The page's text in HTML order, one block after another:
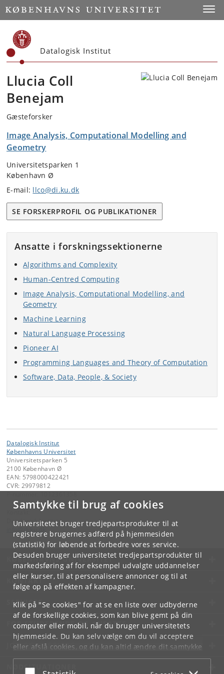
Samtykke til brug af cookies
Universitetet bruger tredjepartsprodukter til at
registrere brugernes adfærd på hjemmesiden
(statistik) for løbende at forbedre vores service.
Desuden bruger universitetet tredjepartsprodukter til
markedsføring af for eksempel udvalgte uddannelser
eller kurser, til at personalisere annoncer og til at
følge op på effekten af kampagner.
Klik på "Se cookies" for at se en liste over udbyderne
af de forskellige cookies, som kan blive gemt på din
computer eller mobil, når du bruger universitetets
hjemmeside. Du kan selv vælge om du vil acceptere
eller afslå cookies, og du kan altid ændre dit samtykke
underCookie- og privatlivspolitiksom du finder i
bunden af hver side.
Start
Datalogisk Institut
Llucia Coll
Benejam
Gæsteforsker
Image Analysis, Computational Modelling and
Geometry
Universitetsparken 1
København Ø
E-mail: llco@di.ku.dk
SE FORSKERPROFIL OG PUBLIKATIONER
Ansatte i forskningssektionerne
Algorithms and Complexity
Human-Centred Computing
Image Analysis, Computational Modelling, and
Geometry
Machine Learning
Natural Language Processing
Pioneer AI
Programming Languages and Theory of Computation
Software, Data, People, & Society
Datalogisk Institut
Københavns Universitet
Universitetsparken 5
2100 København Ø
EAN: 5798000422421
CVR: 29979812
Datalogisk Institut
KØBENHAVNS UNIVERSITET
KONTAKT
SERVICES
FOR STUDERENDE OG ANSATTE
JOB OG KARRIERE
NØDSITUATIONER